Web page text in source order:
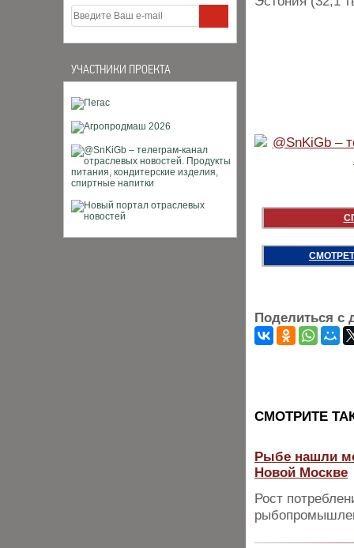
УЧАСТНИКИ ПРОЕКТА
Поделиться с
CМОТРИТЕ
Рыбе нашли
Новой Москве
Рост